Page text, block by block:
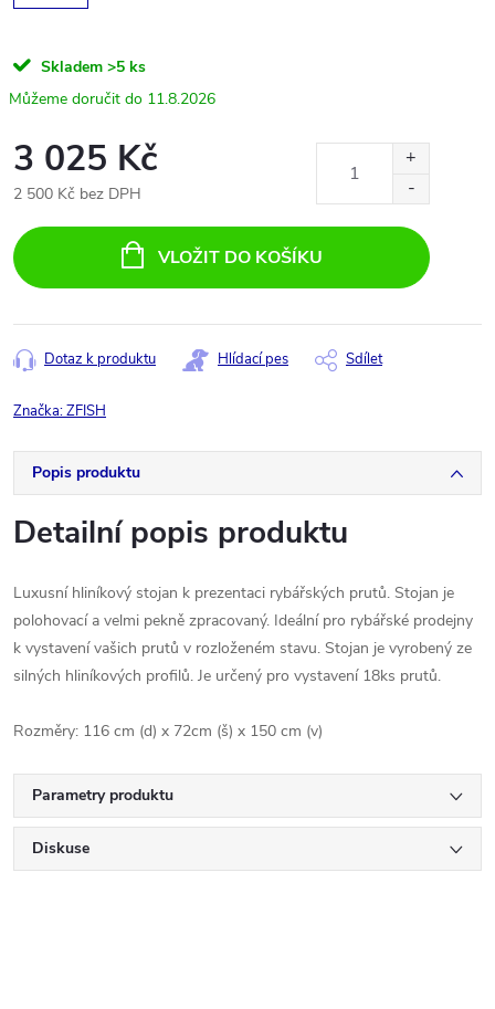
Skladem >5 ks
11.8.2026
3 025 Kč
2 500 Kč bez DPH
cena:
VLOŽIT DO KOŠÍKU
Dotaz k produktu Hlídací pes Sdílet
Značka:ZFISH
Popis produktu
Detailní popis produktu
Luxusní hliníkový stojan k prezentaci rybářských prutů. Stojan je
polohovací a velmi pekně zpracovaný. Ideální pro rybářské prodejny
k vystavení vašich prutů v rozloženém stavu. Stojan je vyrobený ze
silných hliníkových profilů. Je určený pro vystavení 18ks prutů.
Rozměry: 116 cm (d) x 72cm (š) x 150 cm (v)
Parametry produktu
Diskuse